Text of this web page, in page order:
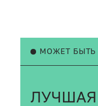
МОЖЕТ БЫТЬ